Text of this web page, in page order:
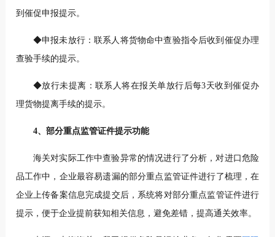
到催促申报提示。
◆申报未放行：联系人将货物命中查验指令后收到催促办理
查验手续的提示。
◆放行未提离：联系人将在报关单放行后每3天收到催促办
理货物提离手续的提示。
4、部分重点监管证件提示功能
海关对实际工作中查验异常的情况进行了分析，对进口危险
品工作中，企业最容易遗漏的部分重点监管证件进行了梳理，在
企业上传备案信息完成提交后，系统将对部分重点监管证件进行
提示，便于企业提前获知相关信息，避免差错，提高通关效率。